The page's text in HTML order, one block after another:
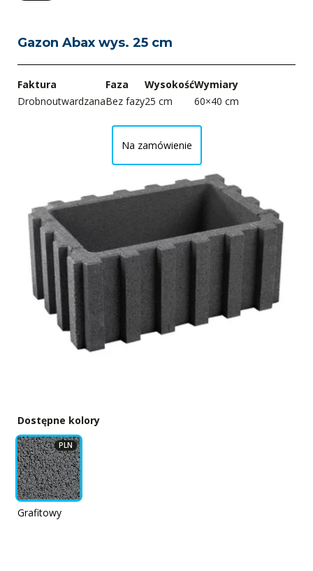
Na zamówienie
Gazon Abax wys. 25 cm
Faktura
Drobnoutwardzana
Faza
Bez fazy
Wysokość
25 cm
Wymiary
60×40 cm
Dostępne kolory
PLN
Grafitowy